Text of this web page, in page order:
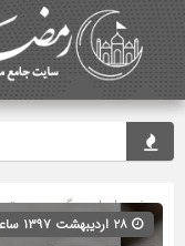
صفحه اصلی» گروه »